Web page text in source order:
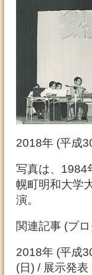
2018年 (平成
写真は、1984
幌町明和大学
演。
関連記事 (プ
2018年 (平成
(日) / 展示発